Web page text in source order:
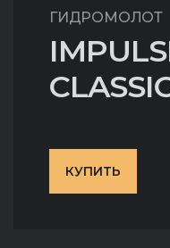
ГИДРОМОЛОТ
КУПИТЬ